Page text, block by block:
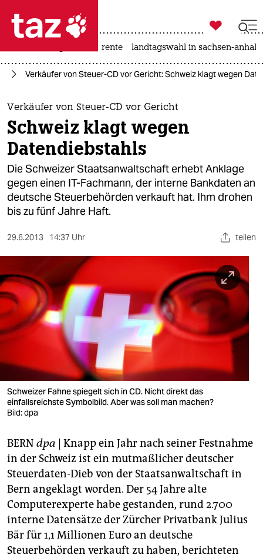
 taz zahl ich
taz zahl ich
themen
politik
öko
gesellschaft
kultur
sport
nord
wahrheit
verlag
verlag
veranstaltungen
shop
fragen & hilfe
unterstützen
abo
genossenschaft
epaper login

taz zahl ich
rente landtagswahl in sachsen-anhalt
Verkäufer von Steuer-CD vor Gericht: Schweiz klagt wegen
Verkäufer von Steuer-CD vor Gericht
Schweiz klagt wegen
Datendiebstahls
Die Schweizer Staatsanwaltschaft erhebt Anklage
gegen einen IT-Fachmann, der interne Bankdaten an
deutsche Steuerbehörden verkauft hat. Ihm drohen
bis zu fünf Jahre Haft.
29.6.2013 14:37 Uhr teilen
Schweizer Fahne spiegelt sich in CD. Nicht direkt das
einfallsreichste Symbolbild. Aber was soll man machen?
Bild: dpa
BERN dpa | Knapp ein Jahr nach seiner Festnahme
in der Schweiz ist ein mutmaßlicher deutscher
Steuerdaten-Dieb von der Staatsanwaltschaft in
Bern angeklagt worden. Der 54 Jahre alte
Computerexperte habe gestanden, rund 2.700
interne Datensätze der Zürcher Privatbank Julius
Bär für 1,1 Millionen Euro an deutsche
Steuerbehörden verkauft zu haben, berichteten